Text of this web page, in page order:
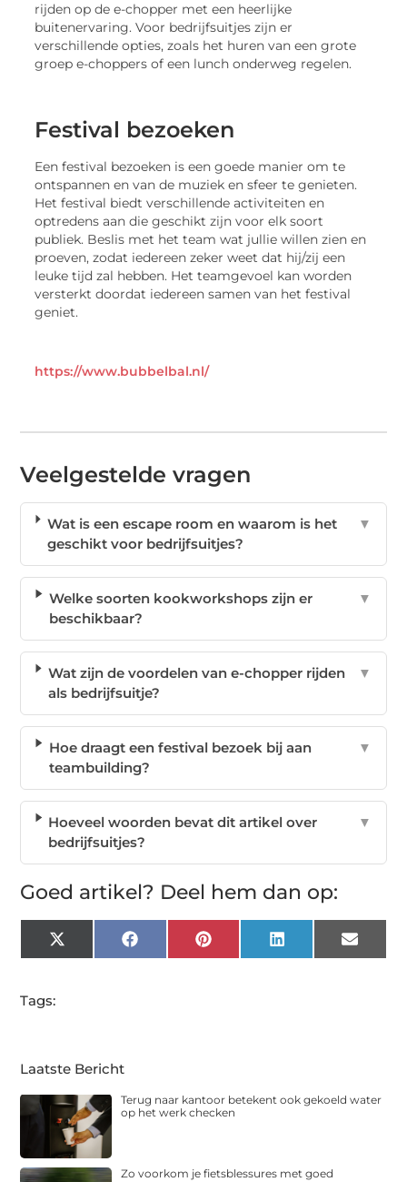
rijden op de e-chopper met een heerlijke
buitenervaring. Voor bedrijfsuitjes zijn er
verschillende opties, zoals het huren van een grote
groep e-choppers of een lunch onderweg regelen.
Festival bezoeken
Een festival bezoeken is een goede manier om te
ontspannen en van de muziek en sfeer te genieten.
Het festival biedt verschillende activiteiten en
optredens aan die geschikt zijn voor elk soort
publiek. Beslis met het team wat jullie willen zien en
proeven, zodat iedereen zeker weet dat hij/zij een
leuke tijd zal hebben. Het teamgevoel kan worden
versterkt doordat iedereen samen van het festival
geniet.
https://www.bubbelbal.nl/
Veelgestelde vragen
Wat is een escape room en waarom is het
geschikt voor bedrijfsuitjes?
▼
Welke soorten kookworkshops zijn er
beschikbaar?
▼
Wat zijn de voordelen van e-chopper rijden
als bedrijfsuitje?
▼
Hoe draagt een festival bezoek bij aan
teambuilding?
▼
Hoeveel woorden bevat dit artikel over
bedrijfsuitjes?
▼
Goed artikel? Deel hem dan op:
X
(Twitter)
FacebookPinterest LinkedIn Email
Tags:
Laatste Bericht
Terug naar kantoor betekent ook gekoeld water
op het werk checken
Zo voorkom je fietsblessures met goed